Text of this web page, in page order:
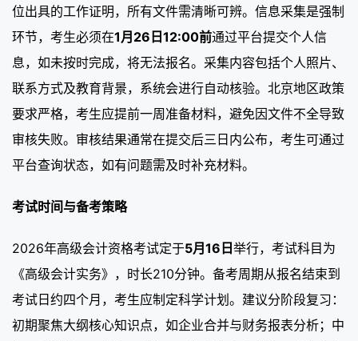
位出具的工作证明，所有文件需清晰可辨。信息采集是强制
环节，考生必须在1月26日12:00前通过平台提交个人信
息，如未按时完成，将无法报名。采集内容包括个人照片、
联系方式及教育背景，系统会进行自动核验。北京地区政策
要求严格，考生应提前一周准备材料，避免因文件不全导致
审核失败。审核结果通常在提交后三日内公布，考生可通过
平台查询状态，如有问题需及时补充材料。
考试时间与备考策略
2026年高级会计资格考试定于5月16日举行，考试科目为
《高级会计实务》，时长210分钟。备考周期从报名结束到
考试日约四个月，考生应制定科学计划。建议分阶段复习：
初期聚焦大纲核心知识点，如企业合并与财务报表分析；中